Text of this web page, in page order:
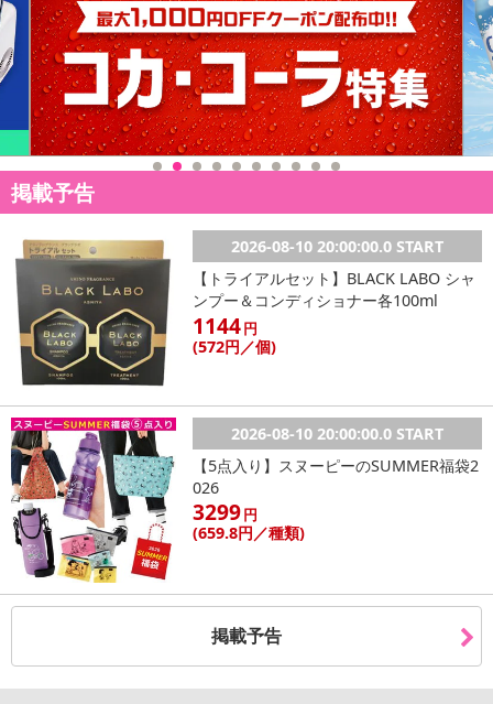
掲載予告
2026-08-10 20:00:00.0 START
【トライアルセット】BLACK LABO シャ
ンプー＆コンディショナー各100ml
1144円
(572円 ／個)
2026-08-10 20:00:00.0 START
【5点入り】スヌーピーのSUMMER福袋2
026
3299円
(659.8円／種類)
掲載予告